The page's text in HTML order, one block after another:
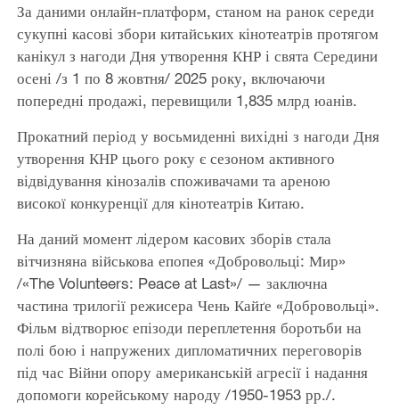
За даними онлайн-платформ, станом на ранок середи
сукупні касові збори китайських кінотеатрів протягом
канікул з нагоди Дня утворення КНР і свята Середини
осені /з 1 по 8 жовтня/ 2025 року, включаючи
попередні продажі, перевищили 1,835 млрд юанів.
Прокатний період у восьмиденні вихідні з нагоди Дня
утворення КНР цього року є сезоном активного
відвідування кінозалів споживачами та ареною
високої конкуренції для кінотеатрів Китаю.
На даний момент лідером касових зборів стала
вітчизняна військова епопея «Добровольці: Мир»
/«The Volunteers: Peace at Last»/ — заключна
частина трилогії режисера Чень Кайґе «Добровольці».
Фільм відтворює епізоди переплетення боротьби на
полі бою і напружених дипломатичних переговорів
під час Війни опору американській агресії і надання
допомоги корейському народу /1950-1953 рр./.